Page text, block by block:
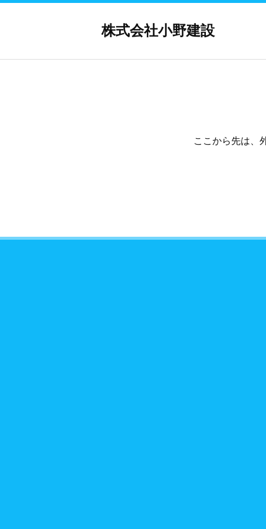
株式会社小野建設
ここから先は、